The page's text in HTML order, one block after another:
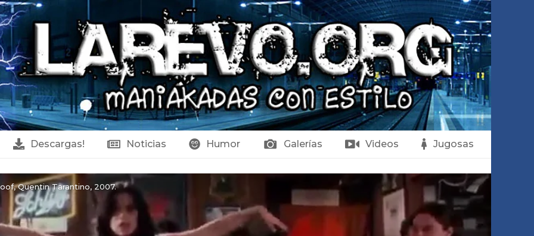
Descargas! Noticias Humor Galerías Videos Jugosas
Quentin Tarantino, 2007.